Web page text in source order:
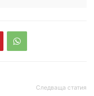
Следваща статия